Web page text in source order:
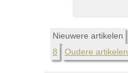
Nieuwere artikelen
8
Oudere artikelen